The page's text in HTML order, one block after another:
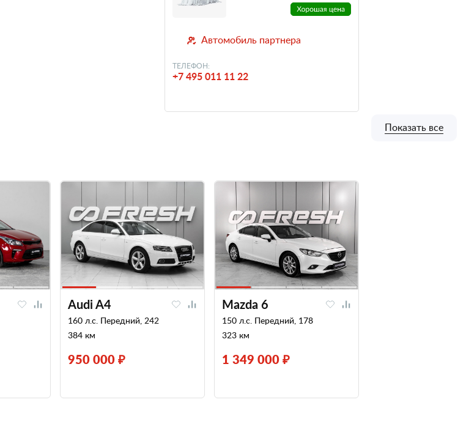
Автомобиль партнера
ТЕЛЕФОН:
+7 495 011 11 22
Audi A4
160 л.с. Передний, 242
384 км
950 000 ₽
Mazda 6
150 л.с. Передний, 178
323 км
1 349 000 ₽
Показать все